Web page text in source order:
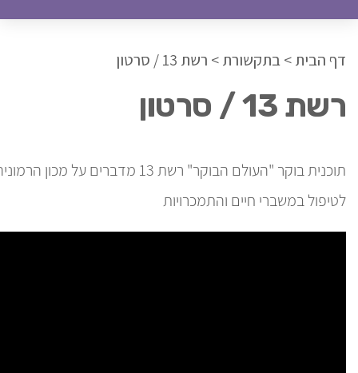
דף הבית>בתקשורת> רשת 13 / סרטון
רשת 13 / סרטון
תוכנית בוקר "העולם הבוקר" רשת 13 מדברים על
לטיפול במשברי חיים והתמכרויות